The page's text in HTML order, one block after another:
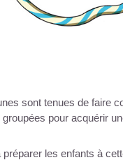
sont tenues de faire
pour acquérir
les enfants à